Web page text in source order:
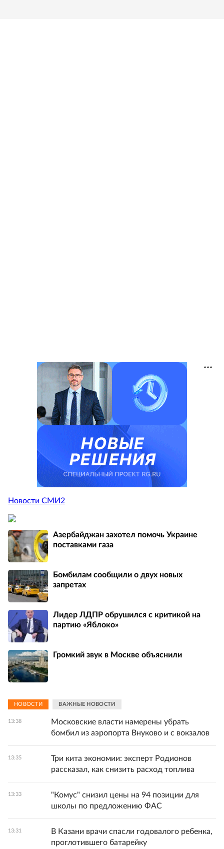
Новости СМИ2
Азербайджан захотел помочь Украине
поставками газа
Бомбилам сообщили о двух новых
запретах
Лидер ЛДПР обрушился с критикой на
партию «Яблоко»
Громкий звук в Москве объяснили
НОВОСТИ ВАЖНЫЕ НОВОСТИ
13:38
Московские власти намерены убрать
бомбил из аэропорта Внуково и с вокзалов
13:35
Три кита экономии: эксперт Родионов
рассказал, как снизить расход топлива
13:33
"Комус" снизил цены на 94 позиции для
школы по предложению ФАС
13:31
В Казани врачи спасли годовалого ребенка,
проглотившего батарейку